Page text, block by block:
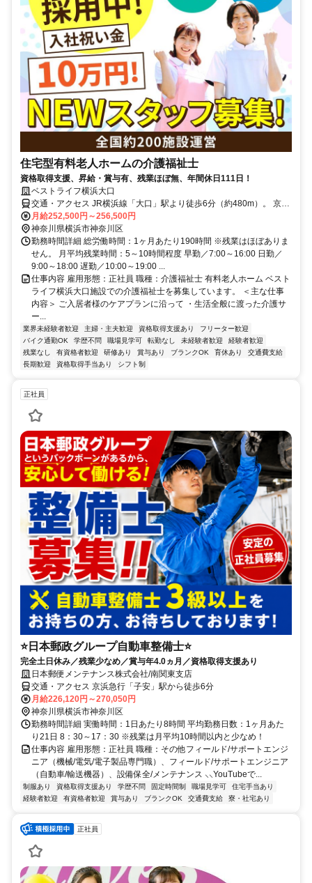
住宅型有料老人ホームの介護福祉士
資格取得支援、昇給・賞与有、残業ほぼ無、年間休日111日！
ベストライフ横浜大口
交通・アクセス JR横浜線「大口」駅より徒歩6分（約480m）。 京浜
急行「子安」駅より徒歩8分（約640m）
月給252,500円～256,500円
神奈川県横浜市神奈川区
勤務時間詳細 総労働時間：1ヶ月あたり190時間 ※残業はほぼありま
せん。 月平均残業時間：5～10時間程度 早勤／7:00～16:00 日勤／
9:00～18:00 遅勤／10:00～19:00 ...
仕事内容 雇用形態：正社員 職種：介護福祉士 有料老人ホーム ベスト
ライフ横浜大口施設での介護福祉士を募集しています。 ＜主な仕事
内容＞ ご入居者様のケアプランに沿って ・生活全般に渡った介護サ
ー...
業界未経験者歓迎 主婦・主夫歓迎 資格取得支援あり
フリーター歓迎
バイク通勤OK
学歴不問 職場見学可 転勤なし 未経験者歓迎
経験者歓迎
残業なし
有資格者歓迎 研修あり 賞与あり ブランクOK 育休あり
交通費支給
長期歓迎
資格取得手当あり シフト制
正社員
⭐日本郵政グループ自動車整備士⭐
完全土日休み／残業少なめ／賞与年4.0ヵ月／資格取得支援あり
日本郵便メンテナンス株式会社/南関東支店
交通・アクセス 京浜急行「子安」駅から徒歩6分
月給226,120円～270,050円
神奈川県横浜市神奈川区
勤務時間詳細 実働時間：1日あたり8時間 平均勤務日数：1ヶ月あた
り21日 8：30～17：30 ※残業は月平均10時間以内と少なめ！
仕事内容 雇用形態：正社員 職種：その他フィールド/サポートエンジ
ニア（機械/電気/電子製品専門職）、フィールド/サポートエンジニア
（自動車/輸送機器）、設備保全/メンテナンス ⸜⸜YouTubeで...
制服あり 資格取得支援あり 学歴不問 固定時間制 職場見学可
住宅手当あり
経験者歓迎
有資格者歓迎 賞与あり ブランクOK 交通費支給 寮・社宅あり
正社員